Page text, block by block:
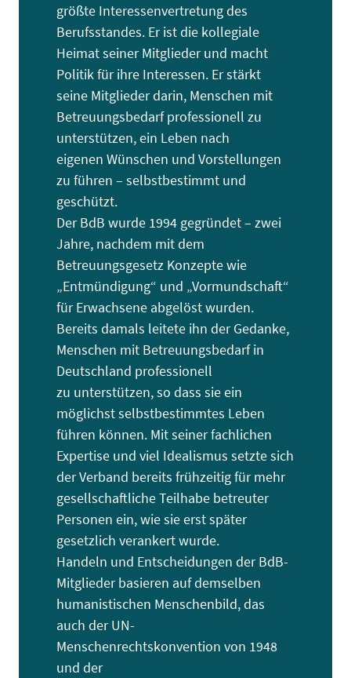
größte Interessenvertretung des
Berufsstandes. Er ist die kollegiale
Heimat seiner Mitglieder und macht
Politik für ihre Interessen. Er stärkt
seine Mitglieder darin, Menschen mit
Betreuungsbedarf professionell zu
unterstützen, ein Leben nach
eigenen Wünschen und Vorstellungen
zu führen – selbstbestimmt und
geschützt.
Der BdB wurde 1994 gegründet – zwei
Jahre, nachdem mit dem
Betreuungsgesetz Konzepte wie
„Entmündigung“ und „Vormundschaft“
für Erwachsene abgelöst wurden.
Bereits damals leitete ihn der Gedanke,
Menschen mit Betreuungsbedarf in
Deutschland professionell
zu unterstützen, so dass sie ein
möglichst selbstbestimmtes Leben
führen können. Mit seiner fachlichen
Expertise und viel Idealismus setzte sich
der Verband bereits frühzeitig für mehr
gesellschaftliche Teilhabe betreuter
Personen ein, wie sie erst später
gesetzlich verankert wurde.
Handeln und Entscheidungen der BdB-
Mitglieder basieren auf demselben
humanistischen Menschenbild, das
auch der UN-
Menschenrechtskonvention von 1948
und der